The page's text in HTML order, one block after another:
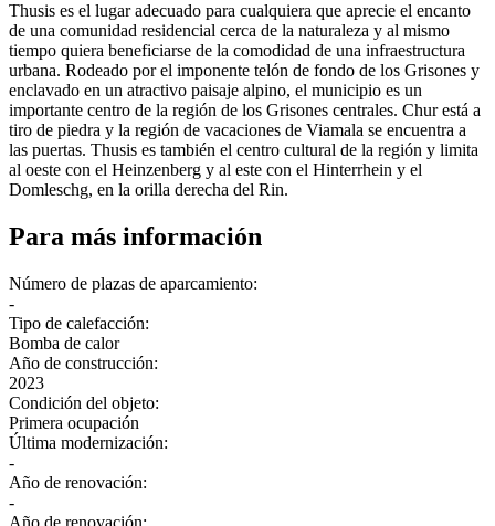
Thusis es el lugar adecuado para cualquiera que aprecie el encanto
de una comunidad residencial cerca de la naturaleza y al mismo
tiempo quiera beneficiarse de la comodidad de una infraestructura
urbana. Rodeado por el imponente telón de fondo de los Grisones y
enclavado en un atractivo paisaje alpino, el municipio es un
importante centro de la región de los Grisones centrales. Chur está a
tiro de piedra y la región de vacaciones de Viamala se encuentra a
las puertas. Thusis es también el centro cultural de la región y limita
al oeste con el Heinzenberg y al este con el Hinterrhein y el
Domleschg, en la orilla derecha del Rin.
Para más información
Número de plazas de aparcamiento:
-
Tipo de calefacción:
Bomba de calor
Año de construcción:
2023
Condición del objeto:
Primera ocupación
Última modernización:
-
Año de renovación:
-